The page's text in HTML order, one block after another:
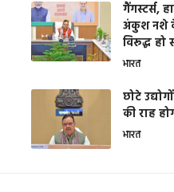
गैंगस्टर्स,
अंकुश नशे के
विरूद्ध हो
भारत
छोटे
की राह
भारत